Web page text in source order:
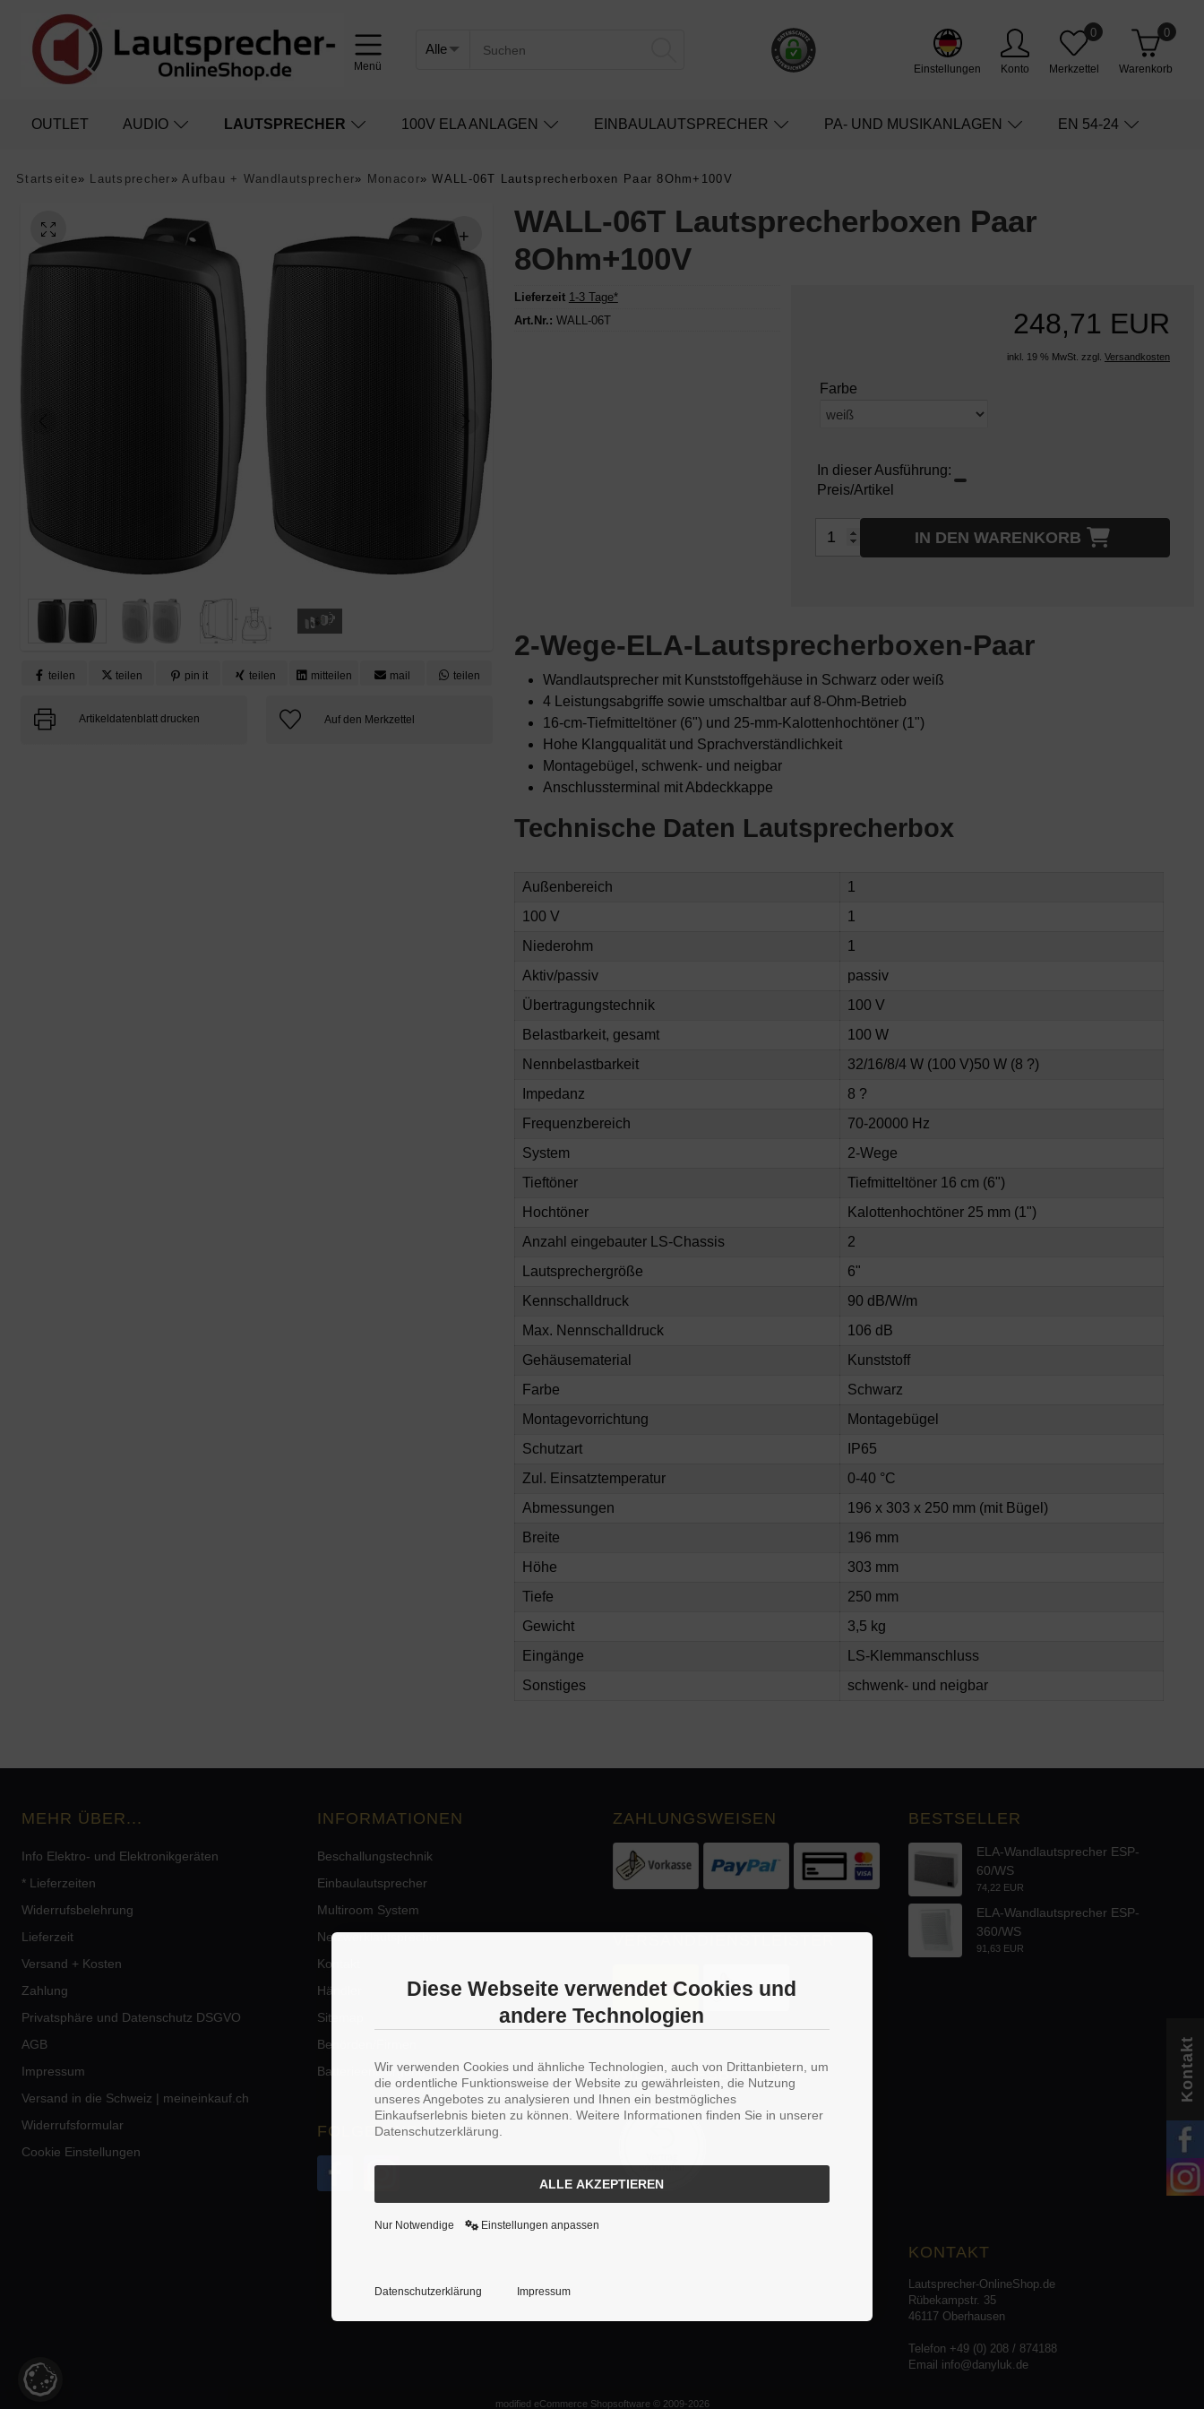
Menü Einstellungen Konto Merkzettel
0
Warenkorb
0
OUTLET AUDIO LAUTSPRECHER 100V ELA ANLAGEN EINBAULAUTSPRECHER PA- UND MUSIKANLAGEN EN 54-24
Startseite» Lautsprecher »Aufbau + Wandlautsprecher» Monacor»WALL-06T Lautsprecherboxen Paar 8Ohm+100V
teilen teilen pin it teilen mitteilen mail teilen
Artikeldatenblatt drucken
WALL-06T Lautsprecherboxen Paar
8Ohm+100V
Lieferzeit 1-3 Tage*
Art.Nr.: WALL-06T 248,71 EUR
inkl. 19 % MwSt. zzgl. Versandkosten
Farbe
In dieser Ausführung:
Preis/Artikel
IN DEN WARENKORB
2-Wege-ELA-Lautsprecherboxen-Paar
Wandlautsprecher mit Kunststoffgehäuse in Schwarz oder weiß
4 Leistungsabgriffe sowie umschaltbar auf 8-Ohm-Betrieb
16-cm-Tiefmitteltöner (6") und 25-mm-Kalottenhochtöner (1")
Hohe Klangqualität und Sprachverständlichkeit
Montagebügel, schwenk- und neigbar
Anschlussterminal mit Abdeckkappe
Technische Daten Lautsprecherbox
Außenbereich
1
100 V
1
Niederohm
1
Aktiv/passiv
passiv
Übertragungstechnik
100 V
Belastbarkeit, gesamt
100 W
Nennbelastbarkeit
32/16/8/4 W (100 V)50 W (8 ?)
Impedanz
8 ?
Frequenzbereich
70-20000 Hz
System
2-Wege
Tieftöner
Tiefmitteltöner 16 cm (6")
Hochtöner
Kalottenhochtöner 25 mm (1")
Anzahl eingebauter LS-Chassis
2
Lautsprechergröße
6"
Kennschalldruck
90 dB/W/m
Max. Nennschalldruck
106 dB
Gehäusematerial
Kunststoff
Farbe
Schwarz
Montagevorrichtung
Montagebügel
Schutzart
IP65
Zul. Einsatztemperatur
0-40 °C
Abmessungen
196 x 303 x 250 mm (mit Bügel)
Breite
196 mm
Höhe
303 mm
Tiefe
250 mm
Gewicht
3,5 kg
Eingänge
LS-Klemmanschluss
Sonstiges
schwenk- und neigbar
MEHR ÜBER...
Info Elektro- und Elektronikgeräten
* Lieferzeiten
Widerrufsbelehrung
Lieferzeit
Versand + Kosten
Zahlung
Privatsphäre und Datenschutz DSGVO
AGB
Impressum
Versand in die Schweiz | meineinkauf.ch
Widerrufsformular
Cookie Einstellungen
INFORMATIONEN
Beschallungstechnik
Einbaulautsprecher
Multiroom System
Netzwerklautsprecher
Kontakt
Händler
Sitemap
Behörden/Firmen
Batterieentsorgung
FOLGE UNS
Kontakt
ZAHLUNGSWEISEN
WIDERRUFSBUTTON
BESTSELLER
ELA-Wandlautsprecher ESP-
60/WS
74,22 EUR
ELA-Wandlautsprecher ESP-
360/WS
91,63 EUR
KONTAKT
Lautsprecher-OnlineShop.de
Rübekampstr. 35
46117 Oberhausen
Telefon +49 (0) 208 / 874188
Email info@danyluk.de
modified eCommerce Shopsoftware © 2009-2026
Diese Webseite verwendet Cookies und
andere Technologien
Wir verwenden Cookies und ähnliche Technologien, auch von Drittanbietern, um
die ordentliche Funktionsweise der Website zu gewährleisten, die Nutzung
unseres Angebotes zu analysieren und Ihnen ein bestmögliches
Einkaufserlebnis bieten zu können. Weitere Informationen finden Sie in unserer
Datenschutzerklärung.
ALLE AKZEPTIEREN
Nur Notwendige Einstellungen anpassen
Datenschutzerklärung Impressum